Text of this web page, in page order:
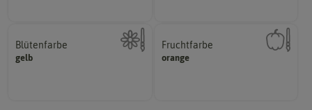
Blütenfarbe
gelb
Kann auch mehrfarbig sein.
Fruchtfarbe
orange
sie nach dem Reifungsprozess